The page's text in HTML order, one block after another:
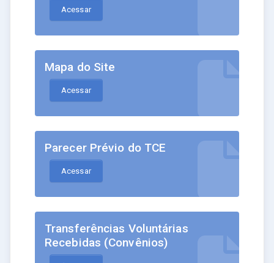
Acessar
Mapa do Site
Acessar
Parecer Prévio do TCE
Acessar
Transferências Voluntárias
Recebidas (Convênios)